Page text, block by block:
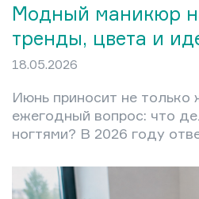
Модный маникюр
тренды, цвета и
18.05.2026
Июнь приносит не только
ежегодный вопрос: что
ногтями? В 2026 году
Никакого визуального
никакого навязчивого